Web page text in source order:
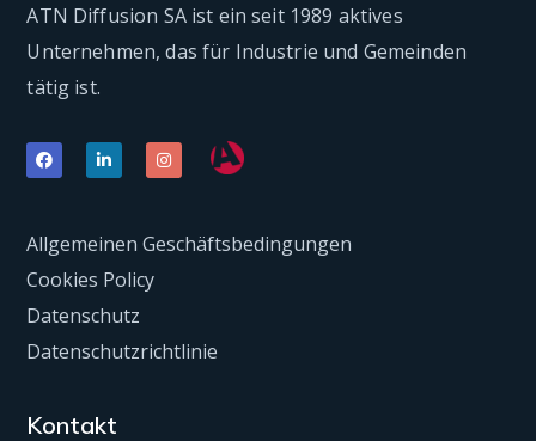
ATN Diffusion SA ist ein seit 1989 aktives
Unternehmen, das für Industrie und Gemeinden
tätig ist.
Allgemeinen Geschäftsbedingungen
Cookies Policy
Datenschutz
Datenschutzrichtlinie
Kontakt